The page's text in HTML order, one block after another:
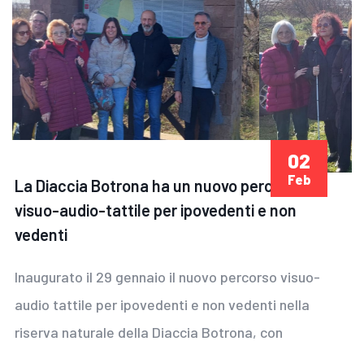
La Diaccia Botrona ha un nuovo percorso
visuo-audio-tattile per ipovedenti e non
vedenti
Inaugurato il 29 gennaio il nuovo percorso visuo-
audio tattile per ipovedenti e non vedenti nella
riserva naturale della Diaccia Botrona, con
02
Feb